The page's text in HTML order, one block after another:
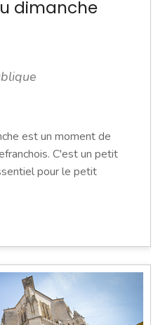
dimanche
est un moment de
C'est un petit
pour le petit